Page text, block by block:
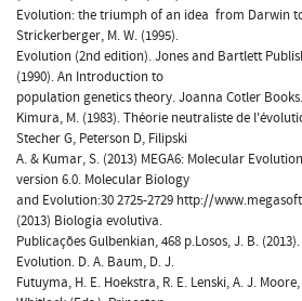
Evolution: the triumph of an idea  from Darwin
Strickerberger, M. W. (1995).
Evolution (2nd edition). Jones and Bartlett
(1990). An Introduction to
population genetics theory. Joanna Cotler Books.
Kimura, M. (1983). Théorie neutraliste de
Stecher G, Peterson D, Filipski
A. & Kumar, S. (2013) MEGA6: Molecular
version 6.0. Molecular Biology
and Evolution:30 2725-2729 http://
(2013) Biologia evolutiva.
Publicações Gulbenkian, 468 p.Losos, J. B.
Evolution. D. A. Baum, D. J.
Futuyma, H. E. Hoekstra, R. E. Lenski, A. J.